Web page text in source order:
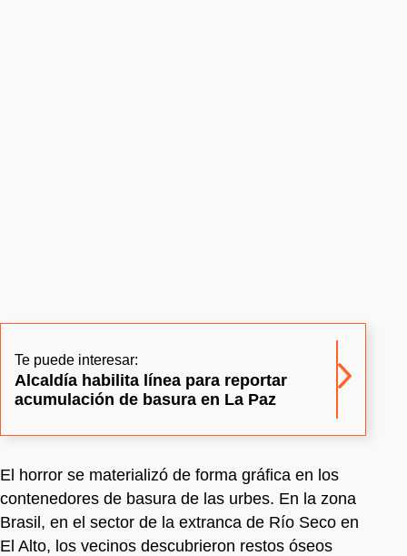
Te puede interesar:
Alcaldía habilita línea para reportar
acumulación de basura en La Paz
El horror se materializó de forma gráfica en los
contenedores de basura de las urbes. En la zona
Brasil, en el sector de la extranca de Río Seco en
El Alto, los vecinos descubrieron restos óseos